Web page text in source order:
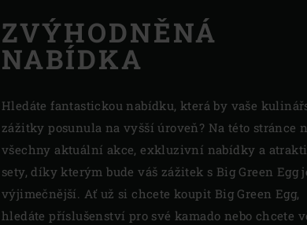
ZVÝHODNĚNÁ
NABÍDKA
Hledáte fantastickou nabídku, která by vaše
zážitky posunula na vyšší úroveň? Na této stránce
všechny aktuální akce, exkluzivní nabídky a
sety, díky kterým bude váš zážitek s Big Green Egg
výjimečnější. Ať už si chcete koupit Big Green Egg,
hledáte příslušenství pro své kamado nebo chcete